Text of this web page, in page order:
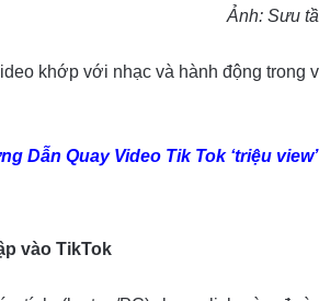
Ảnh: Sưu
khớp với nhạc và hành động trong
Dẫn Quay Video Tik Tok ‘triệu
vào TikTok